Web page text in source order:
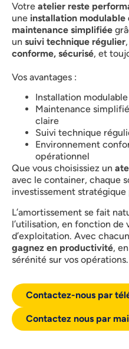
Votre atelier reste
une installation modulable
maintenance simplifiée
un suivi technique régulier
conforme, sécurisé, et
Vos avantages :
Installation modulable
Maintenance
claire
Suivi technique
Environnement
opérationnel
Que vous choisissiez un
avec le container, chaque
investissement
L’amortissement se fait
l’utilisation, en fonction de
d’exploitation. Avec
gagnez en productivité,
sérénité sur vos opérations.
Contactez-nous par
Contactez nous par